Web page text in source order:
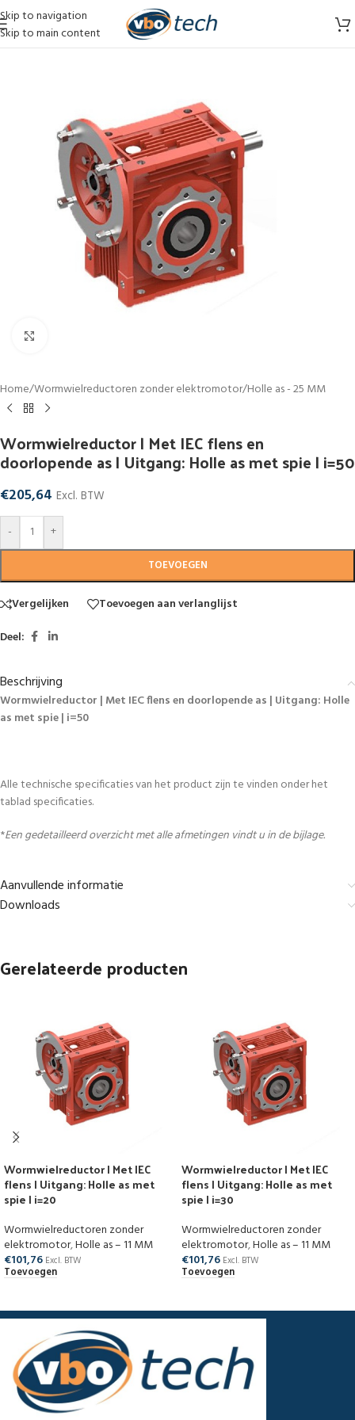
Skip to navigation
Skip to main content
Home/Wormwielreductoren zonder elektromotor/Holle as - 25 MM
Wormwielreductor | Met IEC flens en
doorlopende as | Uitgang: Holle as met spie | i=50
€205,64 Excl. BTW
-
+
TOEVOEGEN
Vergelijken
Toevoegen aan verlanglijst
Deel:
Beschrijving
Wormwielreductor | Met IEC flens en doorlopende as | Uitgang: Holle
as met spie | i=50
Alle technische specificaties van het product zijn te vinden onder het
tablad specificaties.
*Een gedetailleerd overzicht met alle afmetingen vindt u in de bijlage.
Aanvullende informatie
Downloads
Gerelateerde producten
Wormwielreductor | Met IEC
flens | Uitgang: Holle as met
spie | i=20
Wormwielreductoren zonder
elektromotor,Holle as – 11 MM
€101,76 Excl. BTW
Toevoegen
Wormwielreductor | Met IEC
flens | Uitgang: Holle as met
spie | i=30
Wormwielreductoren zonder
elektromotor,Holle as – 11 MM
€101,76 Excl. BTW
Toevoegen